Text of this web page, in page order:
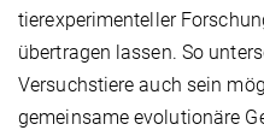
tierexperimenteller
übertragen lassen. So
Versuchstiere auch sein
gemeinsame evolutionäre